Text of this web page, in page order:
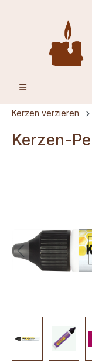
Kerzen verzieren
Kerzen-